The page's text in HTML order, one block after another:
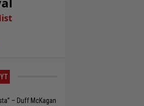
– Duff McKagan